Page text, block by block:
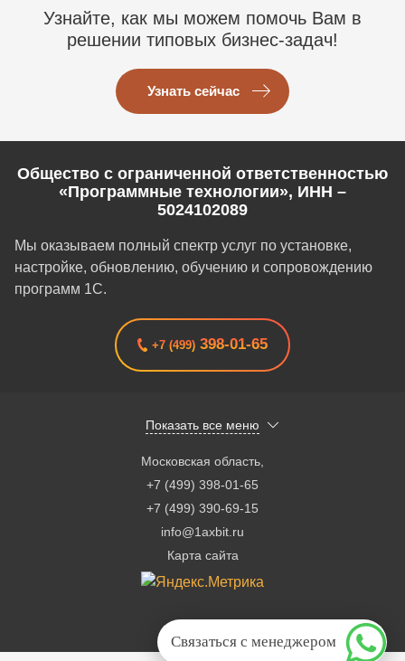
Связаться с менеджером
Узнайте, как мы можем помочь Вам в
решении типовых бизнес-задач!
Узнать сейчас
Общество с ограниченной ответственностью
«Программные технологии», ИНН –
5024102089
Мы оказываем полный спектр услуг по установке,
настройке, обновлению, обучению и сопровождению
программ 1С.
+7 (499) 398-01-65
Показать все меню
Московская область
+7 (499) 398-01-65
+7 (499) 390-69-15
info@1axbit.ru
Карта сайта